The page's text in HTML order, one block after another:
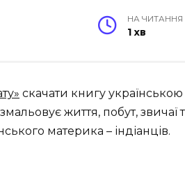
НА ЧИТАННЯ
1 хв
скачати книгу
життя, побут, звичаї
материка – індіанців.